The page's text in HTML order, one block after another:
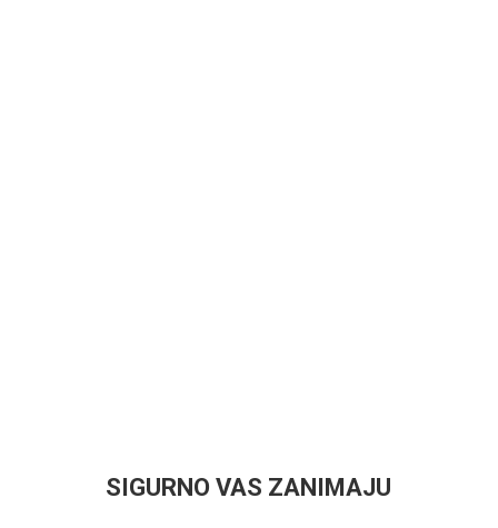
SIGURNO VAS ZANIMAJU